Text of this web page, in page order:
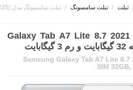
تبلت / تبلت سامسونگ / تبلت سامسونگ مدل Galaxy Tab A7 Lite 8.7 2021 4G (SM-T225) حافظه 32 گیگابایت و رم 3 گیگابایت
تبلت سامسونگ مدل Galaxy Tab A7 Lite 8.7 2021
Samsung Galaxy Tab A7 Lite 8.7
SIM